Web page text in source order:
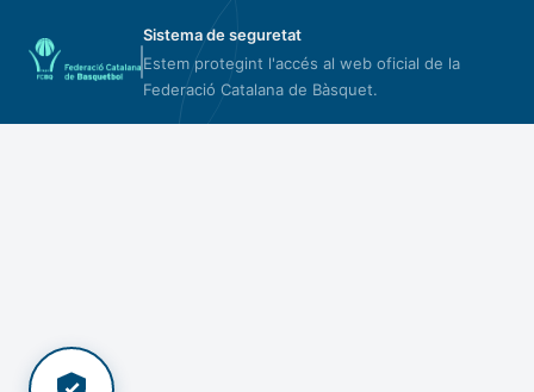
Sistema de seguretat
Estem protegint l'accés al web oficial de la
Federació Catalana de Bàsquet.